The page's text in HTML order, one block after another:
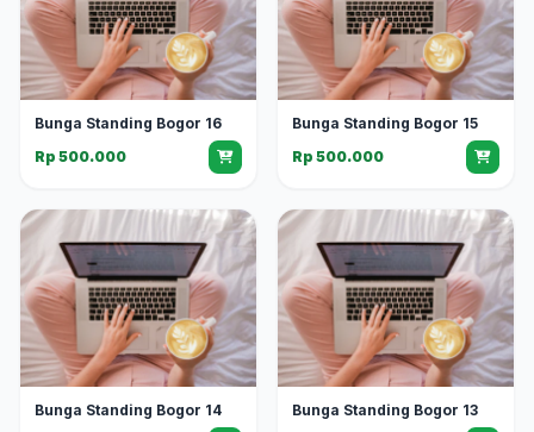
Bunga Standing Bogor 16
Rp 500.000
Bunga Standing Bogor 15
Rp 500.000
Bunga Standing Bogor 14
Bunga Standing Bogor 13